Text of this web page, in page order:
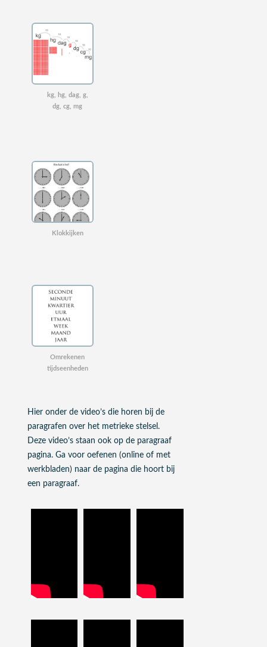
kg, hg, dag, g,
dg, cg, mg
Klokkijken
Omrekenen
tijdseenheden
Hier onder de video’s die horen bij de
paragrafen over het metrieke stelsel.
Deze video’s staan ook op de paragraaf
pagina. Ga voor oefenen (online of met
werkbladen) naar de pagina die hoort bij
een paragraaf.